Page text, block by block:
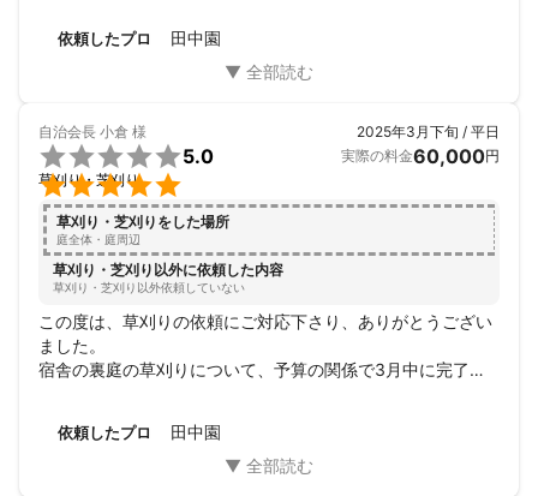
当日は職人さんが時間ぴったりに来てくださり、作業もとて
もスムーズであっという間に完了！
初めてネットで依頼したので少し不安もありましたが、信頼
できる職人さんに対応していただき、お願いして本当によか
ったです。
ありがとうございました！
依頼したプロ 田中園
自治会長 小倉 様


5.0
草刈り・芝刈り
2025年3月下旬 / 平日
実際の料金60,000円
草刈り・芝刈りをした場所
庭全体・庭周辺
草刈り・芝刈り以外に依頼した内容
草刈り・芝刈り以外依頼していない
この度は、草刈りの依頼にご対応下さり、ありがとうござい
ました。
宿舎の裏庭の草刈りについて、予算の関係で3月中に完了さ
ので4月から別の者に引き継ぎますが、次回も是非お願いし
依頼したプロ 田中園